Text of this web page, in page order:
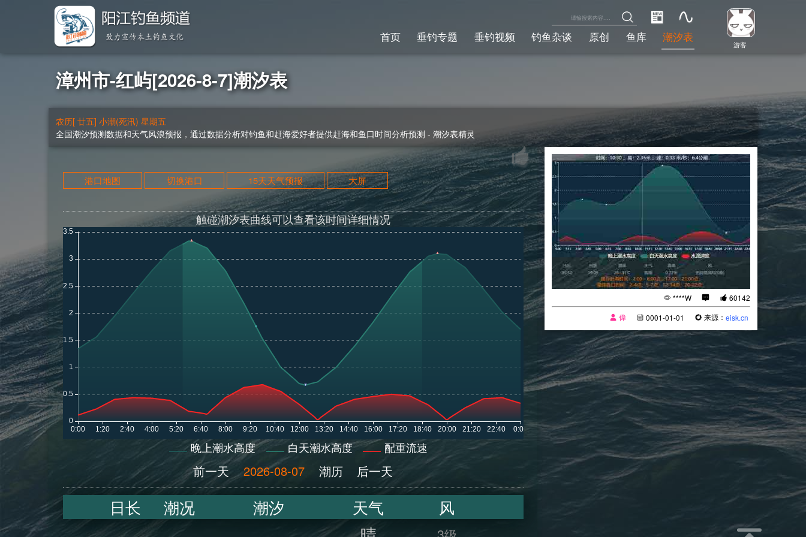
游客
首页 垂钓专题 垂钓视频 钓鱼杂谈 原创 鱼库 潮汐表
漳州市-红屿[2026-8-7]潮汐表
农历[ 廿五] 小潮(死汛) 星期五
全国潮汐预测数据和天气风浪预报，通过数据分析对钓鱼和赶海爱好者提供赶海和鱼口时间分析预测 - 潮汐表精灵
港口地图 切换港口 15天天气预报 大屏
触碰潮汐表曲线可以查看该时间详细情况
晚上潮水高度 白天潮水高度 配重流速
前一天 2026-08-07 潮历 后一天
日长 潮况 潮汐 天气 风
****W
60142
偉
0001-01-01 来源：eisk.cn